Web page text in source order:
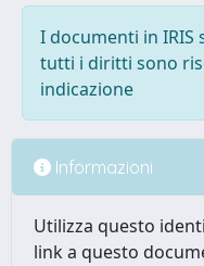
I documenti in
tutti i diritti sono
indicazione
Informazioni
Utilizza questo
link a questo